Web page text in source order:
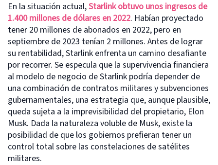
En la situación actual,Starlink obtuvo unos ingresos de
1.400 millones de dólares en 2022. Habían proyectado
tener 20 millones de abonados en 2022, pero en
septiembre de 2023 tenían 2 millones. Antes de lograr
su rentabilidad, Starlink enfrenta un camino desafiante
por recorrer. Se especula que la supervivencia financiera
al modelo de negocio de Starlink podría depender de
una combinación de contratos militares y subvenciones
gubernamentales, una estrategia que, aunque plausible,
queda sujeta a la imprevisibilidad del propietario, Elon
Musk. Dada la naturaleza voluble de Musk, existe la
posibilidad de que los gobiernos prefieran tener un
control total sobre las constelaciones de satélites
militares.